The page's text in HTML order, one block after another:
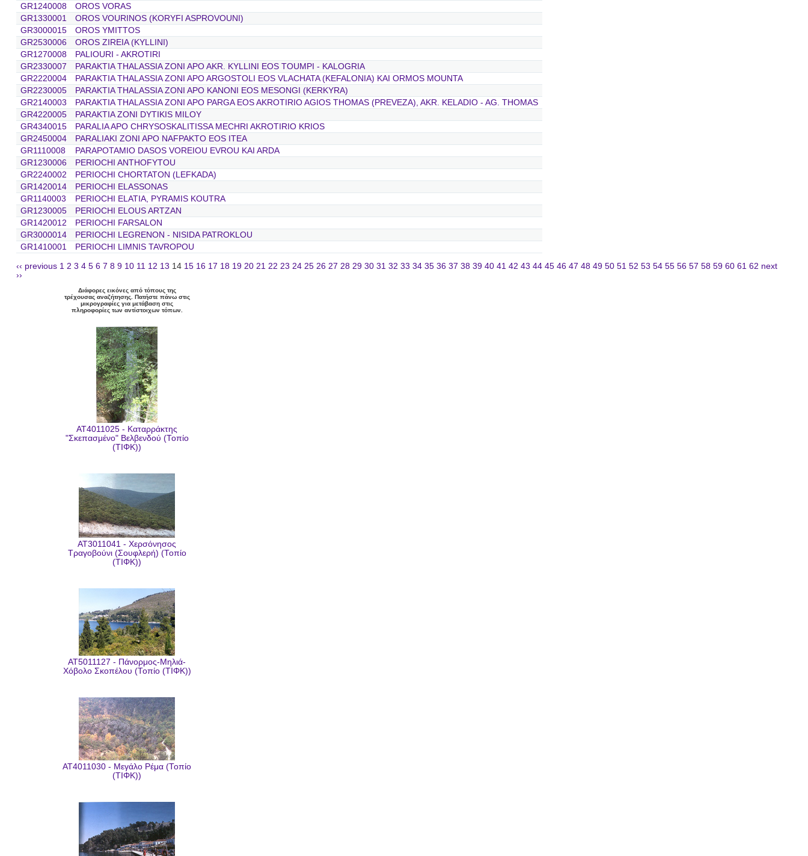
GR1240008
OROS VORAS
GR1330001
OROS VOURINOS (KORYFI ASPROVOUNI)
GR3000015
OROS YMITTOS
GR2530006
OROS ZIREIA (KYLLINI)
GR1270008
PALIOURI - AKROTIRI
GR2330007
PARAKTIA THALASSIA ZONI APO AKR. KYLLINI EOS TOUMPI - KALOGRIA
GR2220004
PARAKTIA THALASSIA ZONI APO ARGOSTOLI EOS VLACHATA (KEFALONIA) KAI ORMOS MOUNTA
GR2230005
PARAKTIA THALASSIA ZONI APO KANONI EOS MESONGI (KERKYRA)
GR2140003
PARAKTIA THALASSIA ZONI APO PARGA EOS AKROTIRIO AGIOS THOMAS (PREVEZA), AKR. KELADIO - AG. THOMAS
GR4220005
PARAKTIA ZONI DYTIKIS MILOY
GR4340015
PARALIA APO CHRYSOSKALITISSA MECHRI AKROTIRIO KRIOS
GR2450004
PARALIAKI ZONI APO NAFPAKTO EOS ITEA
GR1110008
PARAPOTAMIO DASOS VOREIOU EVROU KAI ARDA
GR1230006
PERIOCHI ANTHOFYTOU
GR2240002
PERIOCHI CHORTATON (LEFKADA)
GR1420014
PERIOCHI ELASSONAS
GR1140003
PERIOCHI ELATIA, PYRAMIS KOUTRA
GR1230005
PERIOCHI ELOUS ARTZAN
GR1420012
PERIOCHI FARSALON
GR3000014
PERIOCHI LEGRENON - NISIDA PATROKLOU
GR1410001
PERIOCHI LIMNIS TAVROPOU
‹‹ previous 1 2 3 4 5 6 7 8 9 10 11 12 13 14 15 16 17 18 19 20 21 22 23 24 25 26 27 28 29 30 31 32 33 34 35 36 37 38 39 40 41 42 43 44 45 46 47 48 49 50 51 52 53 54 55 56 57 58 59 60 61 62 next
››
Διάφορες εικόνες από τόπους της
τρέχουσας αναζήτησης. Πατήστε πάνω στις
μικρογραφίες για μετάβαση στις
πληροφορίες των αντίστοιχων τόπων.
AT4011025 - Καταρράκτης
"Σκεπασμένο" Βελβενδού (Τοπίο
(ΤΙΦΚ))
AT3011041 - Χερσόνησος
Τραγοβούνι (Σουφλερή) (Τοπίο
(ΤΙΦΚ))
AT5011127 - Πάνορμος-Μηλιά-
Χόβολο Σκοπέλου (Τοπίο (ΤΙΦΚ))
AT4011030 - Μεγάλο Ρέμα (Τοπίο
(ΤΙΦΚ))